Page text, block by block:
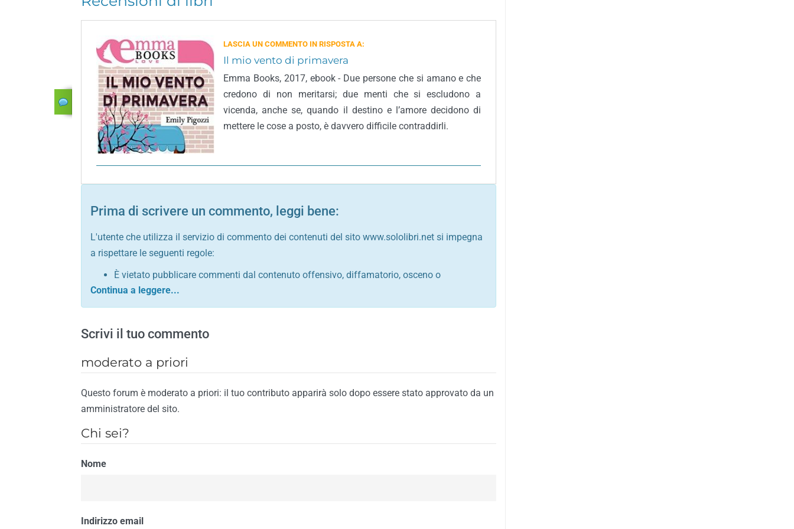
LASCIA UN COMMENTO IN RISPOSTA A:
Il mio vento di primavera
Emma Books, 2017, ebook - Due persone che si amano e che
credono di non meritarsi; due menti che si escludono a
vicenda, anche se, quando il destino e l’amore decidono di
mettere le cose a posto, è davvero difficile contraddirli.
Prima di scrivere un commento, leggi bene:
L'utente che utilizza il servizio di commento dei contenuti del sito www.sololibri.net si impegna
a rispettare le seguenti regole:
È vietato pubblicare commenti dal contenuto offensivo, diffamatorio, osceno o
comunque contrario alle leggi dello Stato italiano e di quelle internazionali
Sono vietati commenti in tono sacrilego, sarcastico, denigratorio e sbeffeggiatorio
È vietato pubblicare commenti contrari al rispetto dell'ordine pubblico
È vietato pubblicare commenti lesivi della privacy di qualsiasi cittadino
È vietato pubblicare commenti razzisti nei confronti di qualsiasi razza, popolo, cultura,
religione
È vietato pubblicare commenti contrari al rispetto del buon costume o contenenti
È vietato pubblicare commenti inerenti propaganda politica, di partito o di fazione, che
Il riscontro della violazione anche di una sola delle regole precedenti comporterà la non
Scrivi il tuo commento
moderato a priori
Questo forum è moderato a priori: il tuo contributo apparirà solo dopo essere stato approvato da un
amministratore del sito.
Chi sei?
Nome
Indirizzo email